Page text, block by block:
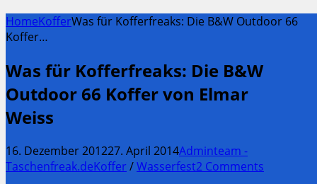
HomeKofferWas für Kofferfreaks: Die B&W Outdoor 66
Koffer…
Was für Kofferfreaks: Die B&W
Outdoor 66 Koffer von Elmar
Weiss
16. Dezember 201227. April 2014Adminteam -
Taschenfreak.deKoffer /Wasserfest2 Comments